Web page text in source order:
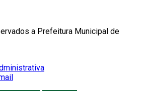
a Prefeitura Municipal de